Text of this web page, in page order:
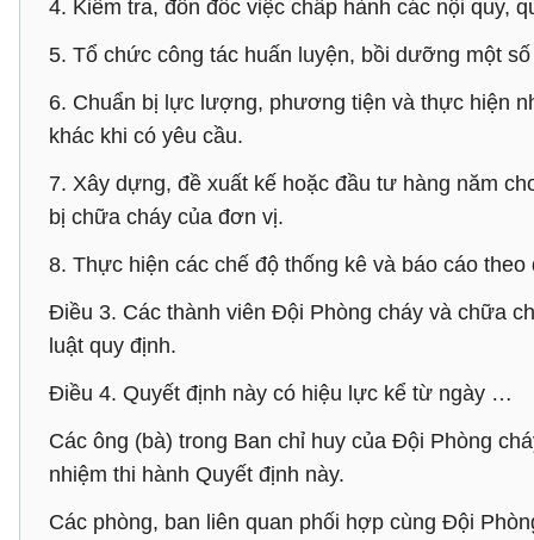
4. Kiểm tra, đôn đốc việc chấp hành các nội quy,
5. Tổ chức công tác huấn luyện, bồi dưỡng một
6. Chuẩn bị lực lượng, phương tiện và thực hiện
khác khi có yêu cầu.
7. Xây dựng, đề xuất kế hoặc đầu tư hàng năm
bị chữa cháy của đơn vị.
8. Thực hiện các chế độ thống kê và báo cáo theo
Điều 3. Các thành viên Đội Phòng cháy và chữa
luật quy định.
Điều 4. Quyết định này có hiệu lực kể từ ngày …
Các ông (bà) trong Ban chỉ huy của Đội Phòng
nhiệm thi hành Quyết định này.
Các phòng, ban liên quan phối hợp cùng Đội